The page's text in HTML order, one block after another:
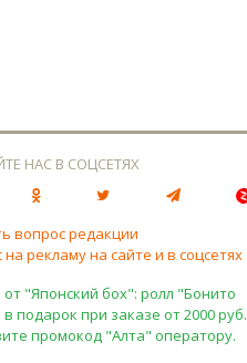
НАС В СОЦСЕТЯХ
вопрос редакции
на рекламу на сайте и в соцсетях
от "Японский бох": ролл "Бонито
подарок при заказе от 2000 руб.
промокод "Алта" оператору.